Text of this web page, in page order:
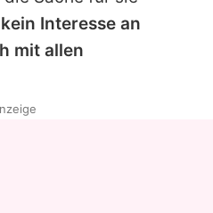
Interesse an
mit allen